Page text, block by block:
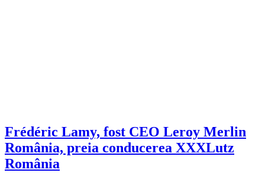
Frédéric Lamy, fost CEO Leroy Merlin
România, preia conducerea XXXLutz
România